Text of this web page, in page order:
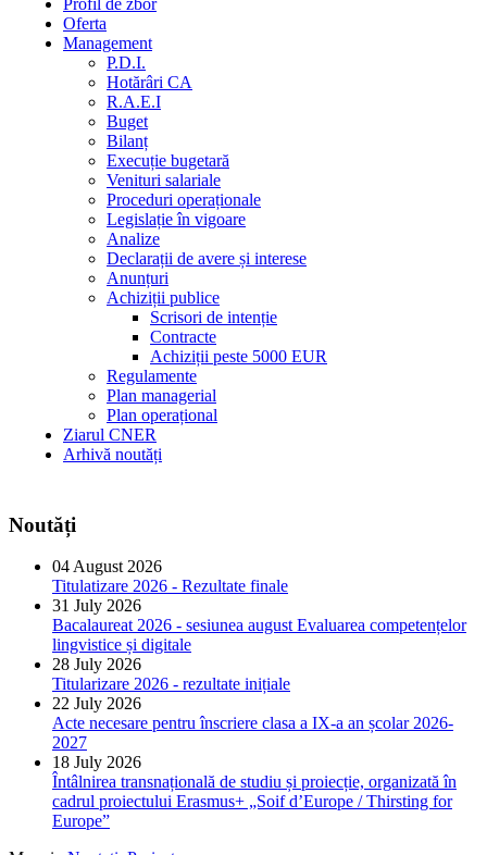
Profil de zbor
Oferta
Management
P.D.I.
Hotărâri CA
R.A.E.I
Buget
Bilanț
Execuție bugetară
Venituri salariale
Proceduri operaționale
Legislație în vigoare
Analize
Declarații de avere și interese
Anunțuri
Achiziții publice
Scrisori de intenție
Contracte
Achiziții peste 5000 EUR
Regulamente
Plan managerial
Plan operațional
Ziarul CNER
Arhivă noutăți
Noutăți
04 August 2026
Titulatizare 2026 - Rezultate finale
31 July 2026
Bacalaureat 2026 - sesiunea august Evaluarea competențelor
lingvistice și digitale
28 July 2026
Titularizare 2026 - rezultate inițiale
22 July 2026
Acte necesare pentru înscriere clasa a IX-a an școlar 2026-
2027
18 July 2026
Întâlnirea transnațională de studiu și proiecție, organizată în
cadrul proiectului Erasmus+ „Soif d’Europe / Thirsting for
Europe”